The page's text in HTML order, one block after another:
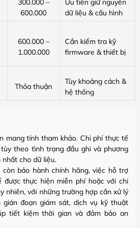
300.000 –
600.000
Ưu tiên giữ nguyên
dữ liệu & cấu hình
600.000 –
1.000.000
Cần kiểm tra kỹ
firmware & thiết bị
Thỏa thuận
Tùy khoảng cách &
hệ thống
mang tính tham khảo. Chi phí thực tế
theo tình trạng đầu ghi và phương
cho dữ liệu.
còn bảo hành chính hãng, việc hỗ trợ
được thực hiện miễn phí hoặc với chi
nhiên, với những trường hợp cần xử lý
gián đoạn giám sát, dịch vụ kỹ thuật
tiết kiệm thời gian và đảm bảo an